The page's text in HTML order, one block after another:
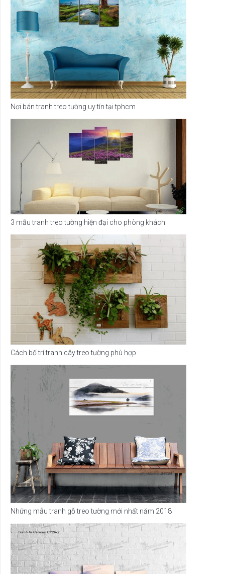
Nơi bán tranh treo tường uy tín tại tphcm
3 mẫu tranh treo tường hiện đại cho phòng khách
Cách bố trí tranh cây treo tường phù hợp
Những mẫu tranh gỗ treo tường mới nhất năm 2018